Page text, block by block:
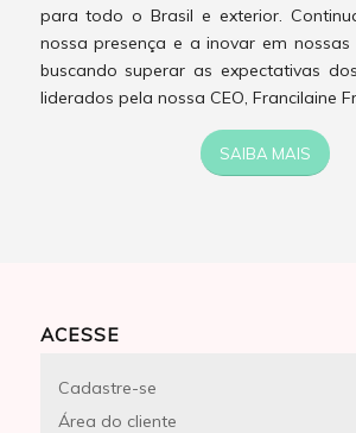
para todo o Brasil e exterior.
nossa presença e a inovar em nossas
buscando superar as expectativas
liderados pela nossa CEO, Francilaine
SAIBA MAIS
ACESSE
Cadastre-se
Área do cliente